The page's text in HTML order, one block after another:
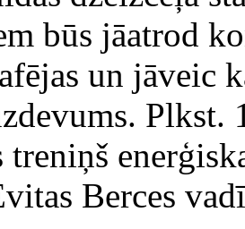
būs jāatrod
un jāveic
Plkst.
treniņš
Berces